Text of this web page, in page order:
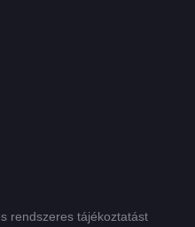
rendszeres tájékoztatást